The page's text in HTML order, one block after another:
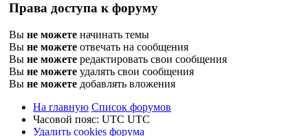
Права доступа к форуму
Вы не можете начинать темы
Вы не можете отвечать на сообщения
Вы не можете редактировать свои сообщения
Вы не можете удалять свои сообщения
Вы не можете добавлять вложения
На главную Список форумов
Часовой пояс: UTC UTC
Удалить cookies форума